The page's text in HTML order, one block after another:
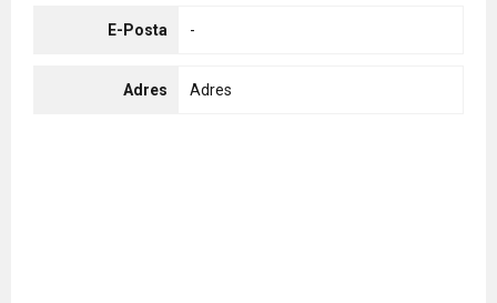
E-Posta -
Adres Adres